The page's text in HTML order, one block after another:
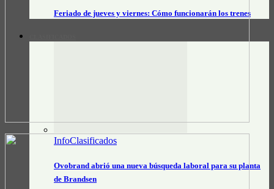
Feriado de jueves y viernes: Cómo funcionarán los trenes
InfoClasificados
Ovobrand abrió una nueva búsqueda laboral para su planta
de Brandsen